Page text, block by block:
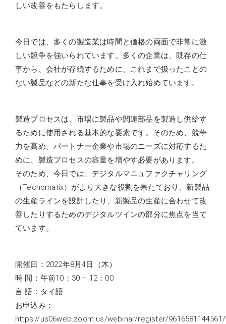
しい改善をもたらします。
今日では、多くの製造業は時間と価格の両面で非常に激
しい競争を強いられています。多くの企業は、既存の仕
事から、会社が存続するために、これまで扱ったことの
ない製品などの新たな仕事を受け入れ始めています。
製造プロセスは、市場に製品や関連部品を製造し供給す
るために使用される基本的な要素です。そのため、競争
力を高め、パートナー企業や市場のニーズに対応するた
めに、製造プロセスの容量を増やす必要があります。
そのため、今日では、デジタルマニュファクチャリング
（Tecnomatix）がより大きな役割を果たており、新製品
の生産ラインを設計したり、新製品の生産に合わせて改
善したりするためのデジタルツインの部分に焦点を当て
ています。
開催日：2022年8月4日（木）
時 間：午前10：30 – 12：00
言 語：タイ語
お申込み：
https://us06web.zoom.us/webinar/register/9616581144561/